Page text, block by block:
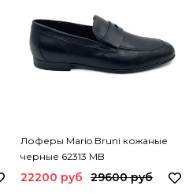
Лоферы Mario Bruni кожаные
черные 62313 MB
22200 руб 29600 руб